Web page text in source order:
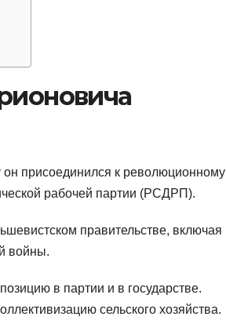
он присоединился к революционному
рабочей партии (РСДРП).
правительстве, включая
войны.
в партии и в государстве.
сельского хозяйства.